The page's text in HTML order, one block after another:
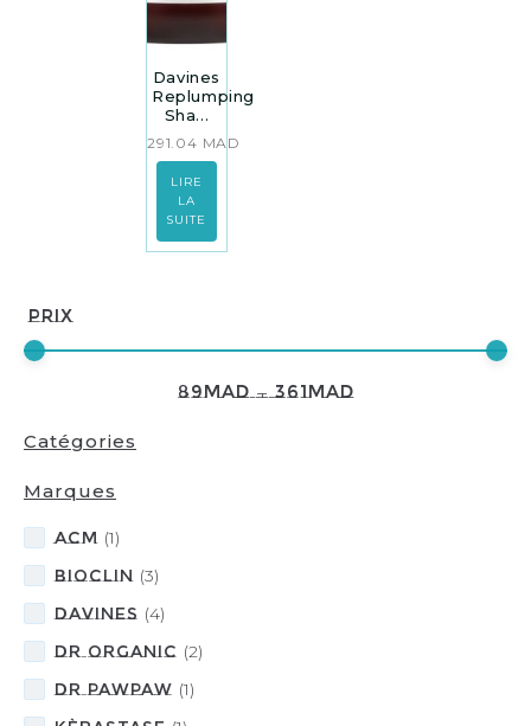
Prix
89MAD—361MAD
Catégories
Marques
ACM (1)
BIOCLIN (3)
Davines (4)
DR ORGANIC (2)
DR PAWPAW (1)
Davines
Replumping
Sha...
291.04 MAD
LIRE
LA
SUITE